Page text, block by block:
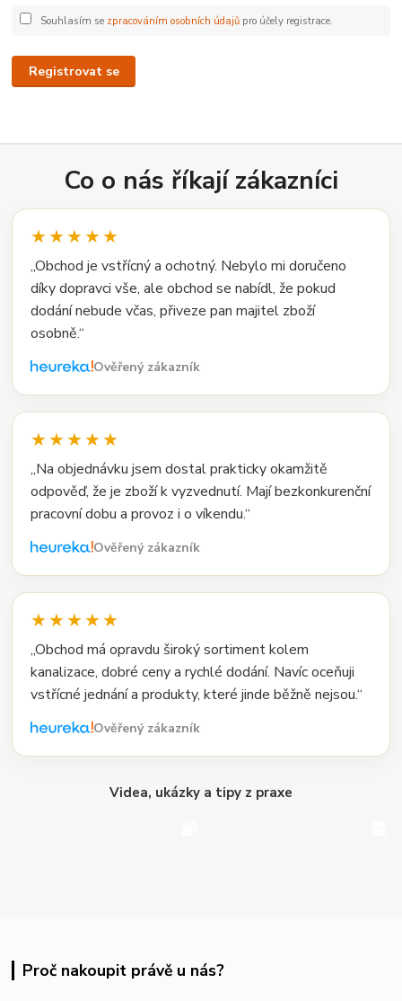
Souhlasím se zpracováním osobních údajůpro účely registrace.
Registrovat se
Co o nás říkají zákazníci
★★★★★
„Obchod je vstřícný a ochotný. Nebylo mi doručeno
díky dopravci vše, ale obchod se nabídl, že pokud
dodání nebude včas, přiveze pan majitel zboží
osobně.“
Ověřený zákazník
★★★★★
„Na objednávku jsem dostal prakticky okamžitě
odpověď, že je zboží k vyzvednutí. Mají bezkonkurenční
pracovní dobu a provoz i o víkendu.“
Ověřený zákazník
★★★★★
„Obchod má opravdu široký sortiment kolem
kanalizace, dobré ceny a rychlé dodání. Navíc oceňuji
vstřícné jednání a produkty, které jinde běžně nejsou.“
Ověřený zákazník
Videa, ukázky a tipy z praxe
Proč nakoupit právě u nás?